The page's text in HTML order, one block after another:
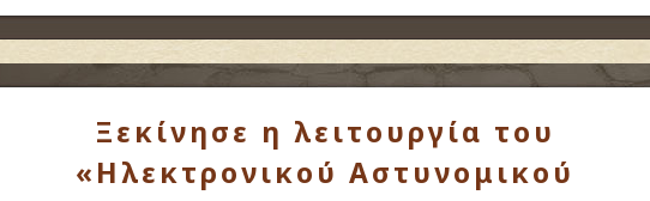
Ξεκίνησε η λειτουργία του
«Ηλεκτρονικού Αστυνομικού